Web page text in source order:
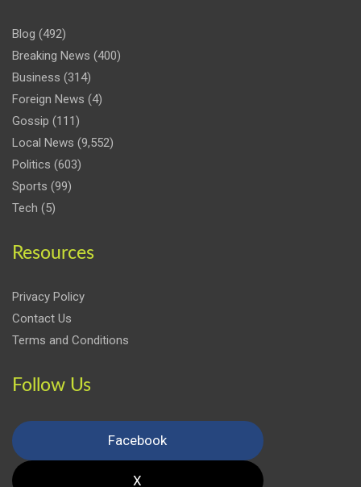
Blog (492)
Breaking News (400)
Business (314)
Foreign News (4)
Gossip (111)
Local News (9,552)
Politics (603)
Sports (99)
Tech (5)
Resources
Privacy Policy
Contact Us
Terms and Conditions
Follow Us
Facebook
X